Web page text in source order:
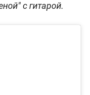
с гитарой.